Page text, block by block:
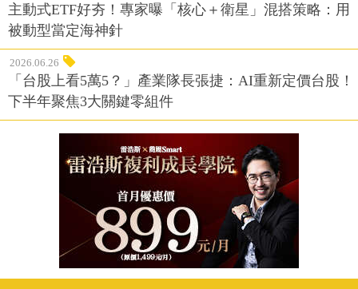
主動式ETF好夯！專家曝「核心＋衛星」混搭策略：用
被動型當定海神針
2026.06.26
「台股上看5萬5？」產業隊長張捷：AI重新定價台股！
下半年聚焦3大關鍵零組件